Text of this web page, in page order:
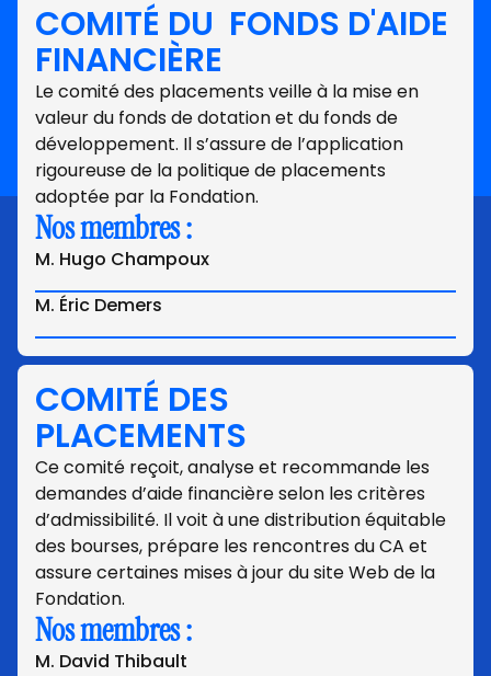
COMITÉ DU FONDS D'AIDE
FINANCIÈRE
Le comité des placements veille à la mise en
valeur du fonds de dotation et du fonds de
développement. Il s’assure de l’application
rigoureuse de la politique de placements
adoptée par la Fondation.
Nos membres :
M. Hugo Champoux
M. Éric Demers
COMITÉ DES
PLACEMENTS
Ce comité reçoit, analyse et recommande les
demandes d’aide financière selon les critères
d’admissibilité. Il voit à une distribution équitable
des bourses, prépare les rencontres du CA et
assure certaines mises à jour du site Web de la
Fondation.
Nos membres :
M. David Thibault